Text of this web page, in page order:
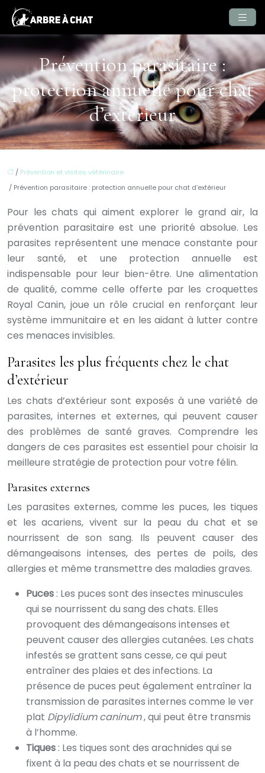
Prévention parasitaire :
protection annuelle pour chat
d’extérieur
/ Prévention et visites vétérinaire
/ Prévention parasitaire : protection annuelle pour chat d’extérieur
Pour les chats qui aiment explorer le grand air, la
prévention parasitaire est une priorité absolue. Les
parasites représentent une menace constante pour
leur santé, et une protection annuelle est
indispensable pour leur bien-être. Une alimentation
de qualité, comme celle offerte par les croquettes
Royal Canin, joue un rôle crucial en renforçant leur
système immunitaire et en les aidant à lutter contre
ces menaces invisibles.
Parasites les plus fréquents chez le chat
d’extérieur
Les chats d’extérieur sont exposés à une variété de
parasites, internes et externes, qui peuvent causer
des problèmes de santé graves. Comprendre les
dangers de ces parasites est essentiel pour choisir la
meilleure stratégie de protection pour votre félin.
Parasites externes
Les parasites externes, comme les puces, les tiques
et les acariens, vivent sur la peau du chat et se
nourrissent de son sang. Ils peuvent causer des
démangeaisons intenses, des pertes de poils, des
allergies et même transmettre des maladies graves.
Puces: Les puces sont des insectes minuscules
qui se nourrissent du sang des chats. Elles
provoquent des démangeaisons intenses et
peuvent causer des allergies cutanées. Les chats
infestés se grattent sans cesse, ce qui peut
entraîner des plaies et des infections. La
présence de puces peut également entraîner la
transmission de parasites internes comme le ver
plat Dipylidium caninum, qui peut être transmis
à l’homme.
Tiques: Les tiques sont des arachnides qui se
fixent à la peau des chats et se nourrissent de